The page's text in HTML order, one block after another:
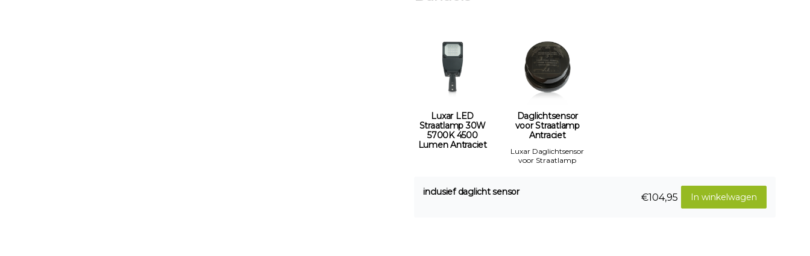
Luxar LED
Straatlamp 30W
5700K 4500
Lumen Antraciet
Daglichtsensor
voor Straatlamp
Antraciet
Luxar Daglichtsensor
voor Straatlamp
inclusief daglicht sensor In winkelwagen
€104,95